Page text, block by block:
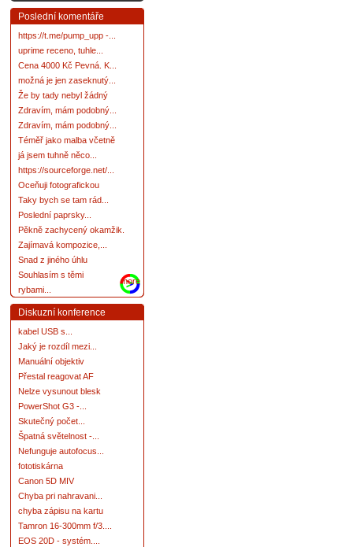
Poslední komentáře
https://t.me/pump_upp -...
uprime receno, tuhle...
Cena 4000 Kč Pevná. K...
možná je jen zaseknutý...
Že by tady nebyl žádný
Zdravím, mám podobný...
Zdravím, mám podobný...
Téměř jako malba včetně
já jsem tuhně něco...
https://sourceforge.net/...
Oceňuji fotografickou
Taky bych se tam rád...
Poslední paprsky...
Pěkně zachycený okamžik.
Zajímavá kompozice,...
Snad z jiného úhlu
Souhlasím s těmi
rybami...
more
Diskuzní konference
kabel USB s...
Jaký je rozdíl mezi...
Manuální objektiv
Přestal reagovat AF
Nelze vysunout blesk
PowerShot G3 -...
Skutečný počet...
Špatná světelnost -...
Nefunguje autofocus...
fototiskárna
Canon 5D MIV
Chyba pri nahravani...
chyba zápisu na kartu
Tamron 16-300mm f/3....
EOS 20D - systém....